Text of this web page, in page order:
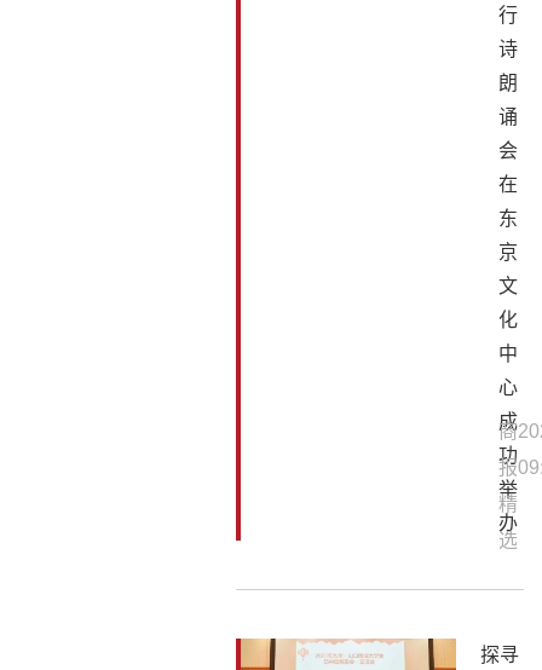
行
诗
朗
诵
会
在
东
京
文
化
中
心
成
功
举
办
商
报
精
选
探寻